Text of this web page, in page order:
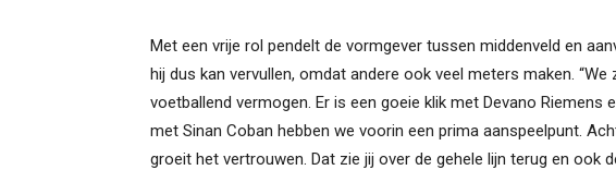
Met een vrije rol pendelt de vormgever tussen middenveld en
hij dus kan vervullen, omdat andere ook veel meters maken. “We
voetballend vermogen. Er is een goeie klik met Devano Riemens
met Sinan Coban hebben we voorin een prima aanspeelpunt.
groeit het vertrouwen. Dat zie jij over de gehele lijn terug en ook